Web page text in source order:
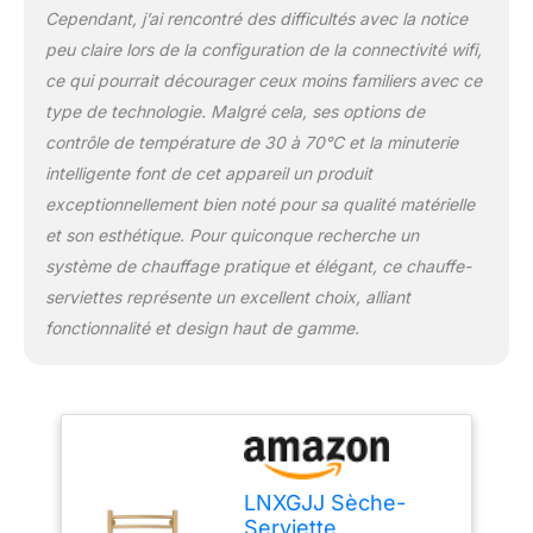
supérieure, une
ouverture précise du
moule, un épissage sans
laid créé par le soudage
【Contrôle WIFI
Intelligent】Connectez le
téléphone mobile au
WiFi, activez le
Bluetooth, puis ouvrez
l'application mobile,
ajoutez des appareils et
allumez ou éteignez le
sèche-serviettes depuis
téléphone 【Économie
d'énergie à économie
d'énergie】Chauffage
électrique L'utilisation de
la technologie de
Cependant, j’ai rencontré des difficultés avec la notice
peu claire lors de la configuration de la connectivité wifi,
ce qui pourrait décourager ceux moins familiers avec ce
type de technologie. Malgré cela, ses options de
contrôle de température de 30 à 70°C et la minuterie
intelligente font de cet appareil un produit
exceptionnellement bien noté pour sa qualité matérielle
et son esthétique. Pour quiconque recherche un
système de chauffage pratique et élégant, ce chauffe-
serviettes représente un excellent choix, alliant
fonctionnalité et design haut de gamme.
LNXGJJ Sèche-
Serviette